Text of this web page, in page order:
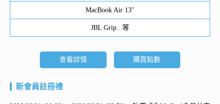
MacBook Air 13"
JBL Grip...等
查看詳情 購買點數
新會員註冊禮